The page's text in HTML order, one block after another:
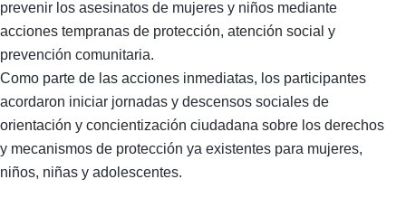
prevenir los asesinatos de mujeres y niños mediante
acciones tempranas de protección, atención social y
prevención comunitaria.
Como parte de las acciones inmediatas, los participantes
acordaron iniciar jornadas y descensos sociales de
orientación y concientización ciudadana sobre los derechos
y mecanismos de protección ya existentes para mujeres,
niños, niñas y adolescentes.